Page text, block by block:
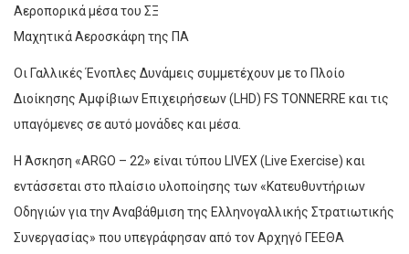
Αεροπορικά μέσα του ΣΞ
Μαχητικά Αεροσκάφη της ΠΑ
Οι Γαλλικές Ένοπλες Δυνάμεις συμμετέχουν με το Πλοίο
Διοίκησης Αμφίβιων Επιχειρήσεων (LHD) FS TONNERRE και τις
υπαγόμενες σε αυτό μονάδες και μέσα.
Η Άσκηση «ARGO – 22» είναι τύπου LIVEX (Live Exercise) και
εντάσσεται στο πλαίσιο υλοποίησης των «Κατευθυντήριων
Οδηγιών για την Αναβάθμιση της Ελληνογαλλικής Στρατιωτικής
Συνεργασίας» που υπεγράφησαν από τον Αρχηγό ΓΕΕΘΑ